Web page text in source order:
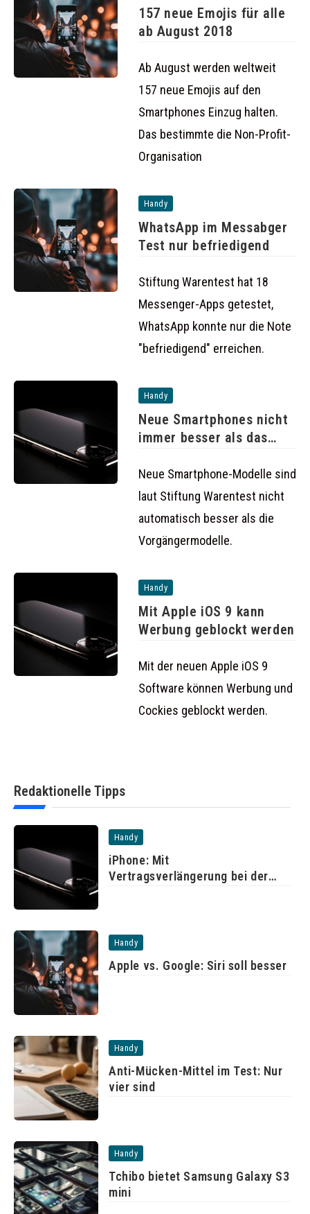
157 neue Emojis für alle
ab August 2018
Ab August werden weltweit
157 neue Emojis auf den
Smartphones Einzug halten.
Das bestimmte die Non-Profit-
Organisation
Handy
WhatsApp im Messabger
Test nur befriedigend
Stiftung Warentest hat 18
Messenger-Apps getestet,
WhatsApp konnte nur die Note
"befriedigend" erreichen.
Handy
Neue Smartphones nicht
immer besser als das
Neue Smartphone-Modelle sind
laut Stiftung Warentest nicht
automatisch besser als die
Vorgängermodelle.
Handy
Mit Apple iOS 9 kann
Werbung geblockt werden
Mit der neuen Apple iOS 9
Software können Werbung und
Cockies geblockt werden.
Redaktionelle Tipps
Handy
iPhone: Mit
Vertragsverlängerung bei der
Handy
Apple vs. Google: Siri soll besser
Handy
Anti-Mücken-Mittel im Test: Nur
vier sind
Handy
Tchibo bietet Samsung Galaxy S3
mini